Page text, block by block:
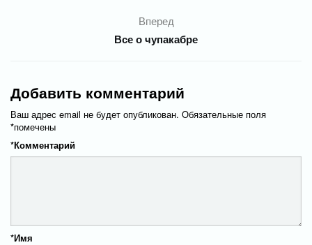
Вперед
Все о чупакабре
Добавить комментарий
Ваш адрес email не будет опубликован. Обязательные поля
помечены
*
Комментарий
*
Имя
*